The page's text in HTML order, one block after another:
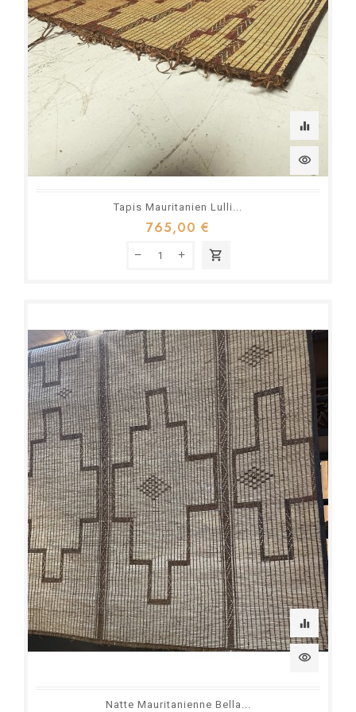
equalizer
visibility
Tapis Mauritanien Lulli...
765,00 €
shopping_cart
equalizer
visibility
Natte Mauritanienne Bella...